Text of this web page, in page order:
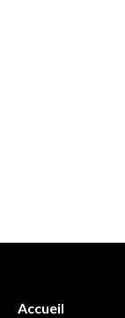
Accueil